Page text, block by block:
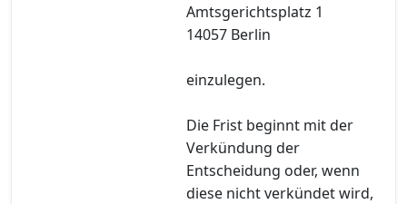
Amtsgerichtsplatz 1
14057 Berlin
einzulegen.
Die Frist beginnt mit der
Verkündung der
Entscheidung oder, wenn
diese nicht verkündet wird,